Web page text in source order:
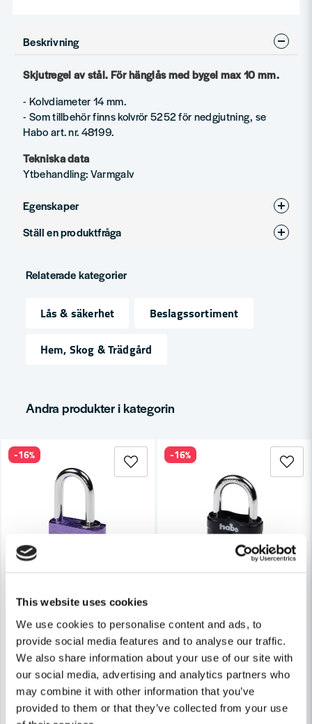
This website uses cookies
We use cookies to personalise content and ads, to
provide social media features and to analyse our traffic.
We also share information about your use of our site with
our social media, advertising and analytics partners who
may combine it with other information that you’ve
provided to them or that they’ve collected from your use
Beskrivning
Skjutregel av stål. För hänglås med bygel max 10 mm.
- Kolvdiameter 14 mm.
- Som tillbehör finns kolvrör 5252 för nedgjutning, se
Habo art. nr. 48199.
Tekniska data
Ytbehandling: Varmgalv
Egenskaper
Ytbehandling
Ställ en produktfråga
Fråga oss något om denna produkten...
Namn
Ja, ni får publicera min fråga
Relaterade kategorier
Lås & säkerhet
Beslagssortiment
Hem, Skog & Trädgård
Andra produkter i kategorin
HABO
Habo Hänglås 203-30 Kombi Lila SB
101 kr
85 kr
Leveranstid ifrån leverantör ca
7-10 arbetsdagar
-16%
HABO
Habo Hänglås 203-55 Kombi
193 kr
163 kr
Leveranstid ifrån leverantör ca
-16%